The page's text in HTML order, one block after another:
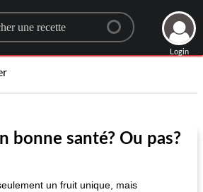
for a recipe
Login
bonne santé? Ou pas?
un fruit unique, mais